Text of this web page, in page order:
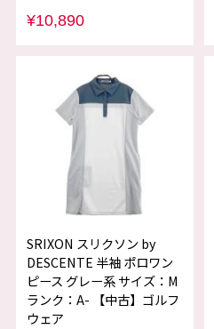
¥10,890
SRIXON スリクソン by
DESCENTE 半袖 ポロワン
ピース グレー系 サイズ：M
ランク：A- 【中古】ゴルフ
ウェア